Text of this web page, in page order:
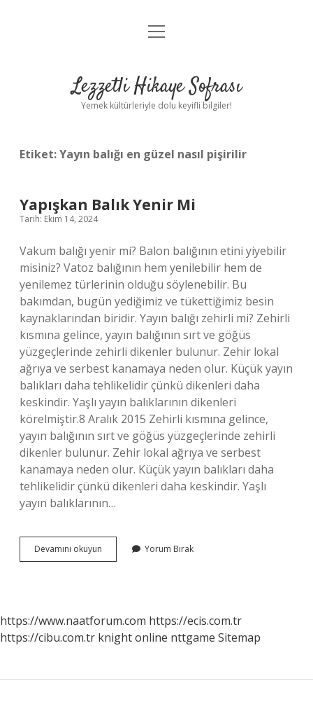
Anasayfa
Yasal Uyarı
menüyü
Lezzetli Hikaye Sofrası
Yemek kültürleriyle dolu keyifli bilgiler!
Etiket:Yayın balığı en güzel nasıl pişirilir
Yapışkan Balık Yenir Mi
Tarih: Ekim 14, 2024
Vakum balığı yenir mi? Balon balığının etini yiyebilir
misiniz? Vatoz balığının hem yenilebilir hem de
yenilemez türlerinin olduğu söylenebilir. Bu
bakımdan, bugün yediğimiz ve tükettiğimiz besin
kaynaklarından biridir. Yayın balığı zehirli mi? Zehirli
kısmına gelince, yayın balığının sırt ve göğüs
yüzgeçlerinde zehirli dikenler bulunur. Zehir lokal
ağrıya ve serbest kanamaya neden olur. Küçük yayın
balıkları daha tehlikelidir çünkü dikenleri daha
keskindir. Yaşlı yayın balıklarının dikenleri
körelmiştir.8 Aralık 2015 Zehirli kısmına gelince,
yayın balığının sırt ve göğüs yüzgeçlerinde zehirli
dikenler bulunur. Zehir lokal ağrıya ve serbest
kanamaya neden olur. Küçük yayın balıkları daha
tehlikelidir çünkü dikenleri daha keskindir. Yaşlı
yayın balıklarının…
Devamını okuyun Yapışkan
Balık
Yorum Bırak
https://www.naatforum.com https://ecis.com.tr
https://cibu.com.tr knight online nttgame Sitemap